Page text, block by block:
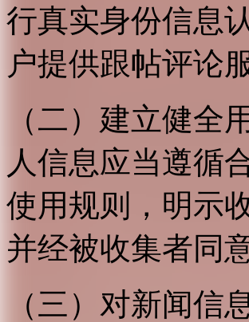
行真实身份信息
户提供跟帖评论
（二）建立健全
人信息应当遵循
使用规则，明示
并经被收集者同意
（三）对新闻信